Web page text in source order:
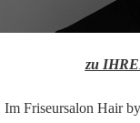
zu
Im Friseursalon Hair